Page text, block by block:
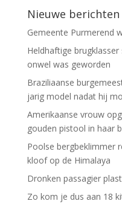
Nieuwe berichten
Gemeente Purmerend
Heldhaftige
onwel was geworden
Braziliaanse
jarig model nadat hij
Amerikaanse vrouw
gouden pistool in haar
Poolse bergbeklimmer
kloof op de Himalaya
Dronken passagier
Zo kom je dus aan 18